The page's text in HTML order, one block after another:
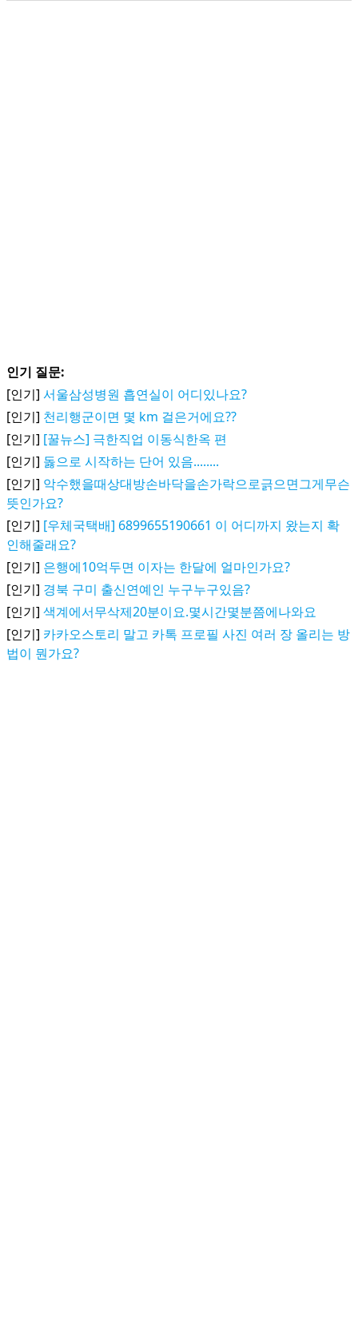
인기 질문:
[인기] 서울삼성병원 흡연실이 어디있나요?
[인기] 천리행군이면 몇 km 걸은거에요??
[인기] [꿀뉴스] 극한직업 이동식한옥 편
[인기] 돓으로 시작하는 단어 있음........
[인기] 악수했을때상대방손바닥을손가락으로긁으면그게무슨
뜻인가요?
[인기] [우체국택배] 6899655190661 이 어디까지 왔는지 확
인해줄래요?
[인기] 은행에10억두면 이자는 한달에 얼마인가요?
[인기] 경북 구미 출신연예인 누구누구있음?
[인기] 색계에서무삭제20분이요.몇시간몇분쯤에나와요
[인기] 카카오스토리 말고 카톡 프로필 사진 여러 장 올리는 방
법이 뭔가요?